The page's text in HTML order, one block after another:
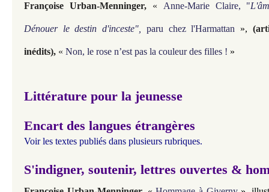
Françoise Urban-Menninger,« Anne-Marie Claire, "
Dénouer le destin d'inceste", paru chez l'Harmattan »,
inédits), « Non, le rose n’est pas la couleur des filles ! »
Littérature pour la jeunesse
Encart des langues étrangères
Voir les textes publiés dans plusieurs rubriques.
S'indigner, soutenir, lettres ouvertes &